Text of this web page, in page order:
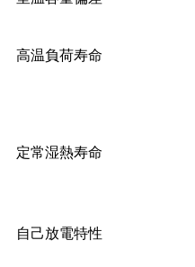
高温負荷寿命
定常湿熱寿命
自己放電特性